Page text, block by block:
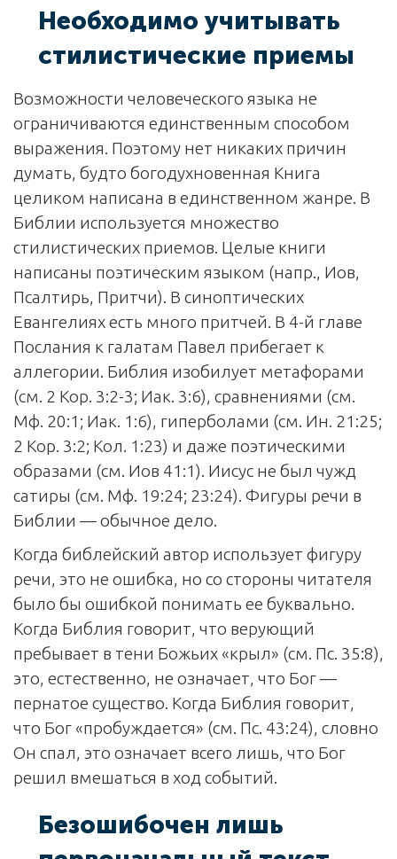
Необходимо учитывать
стилистические приемы
Возможности человеческого языка не
ограничиваются единственным способом
выражения. Поэтому нет никаких причин
думать, будто богодухновенная Книга
целиком написана в единственном жанре. В
Библии используется множество
стилистических приемов. Целые книги
написаны поэтическим языком (напр., Иов,
Псалтирь, Притчи). В синоптических
Евангелиях есть много притчей. В 4-й главе
Послания к галатам Павел прибегает к
аллегории. Библия изобилует метафорами
(см. 2 Кор. 3:2-3; Иак. 3:6), сравнениями (см.
Мф. 20:1; Иак. 1:6), гиперболами (см. Ин. 21:25;
2 Кор. 3:2; Кол. 1:23) и даже поэтическими
образами (см. Иов 41:1). Иисус не был чужд
сатиры (см. Мф. 19:24; 23:24). Фигуры речи в
Библии — обычное дело.
Когда библейский автор использует фигуру
речи, это не ошибка, но со стороны читателя
было бы ошибкой понимать ее буквально.
Когда Библия говорит, что верующий
пребывает в тени Божьих «крыл» (см. Пс. 35:8),
это, естественно, не означает, что Бог —
пернатое существо. Когда Библия говорит,
что Бог «пробуждается» (см. Пс. 43:24), словно
Он спал, это означает всего лишь, что Бог
решил вмешаться в ход событий.
Безошибочен лишь